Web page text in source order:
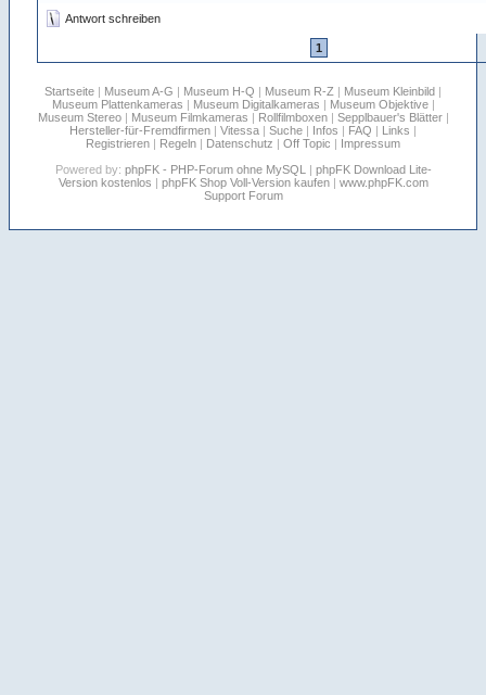
Antwort schreiben
1
Startseite | Museum A-G | Museum H-Q | Museum R-Z | Museum Kleinbild |
Museum Plattenkameras | Museum Digitalkameras | Museum Objektive|
Museum Stereo| Museum Filmkameras | Rollfilmboxen| Sepplbauer's Blätter|
Hersteller-für-Fremdfirmen | Vitessa | Suche | Infos | FAQ | Links |
Registrieren | Regeln | Datenschutz | Off Topic | Impressum
Powered by: phpFK - PHP-Forum ohne MySQL | phpFK Download Lite-
Version kostenlos | phpFK Shop Voll-Version kaufen| www.phpFK.com
Support Forum